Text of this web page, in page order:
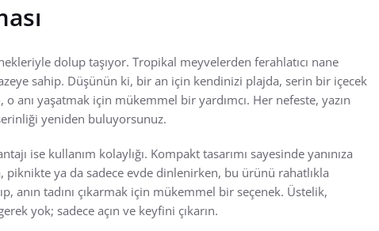
dolup taşıyor. Tropikal meyvelerden ferahlatıcı nane
sahip. Düşünün ki, bir an için kendinizi plajda, serin bir içecek
anı yaşatmak için mükemmel bir yardımcı. Her nefeste, yazın
yeniden buluyorsunuz.
ise kullanım kolaylığı. Kompakt tasarımı sayesinde yanınıza
piknikte ya da sadece evde dinlenirken, bu ürünü rahatlıkla
anın tadını çıkarmak için mükemmel bir seçenek. Üstelik,
yok; sadece açın ve keyfini çıkarın.